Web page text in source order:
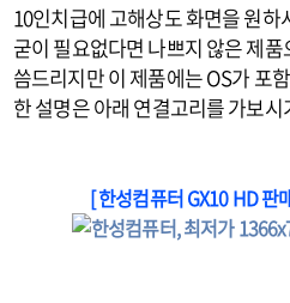
10인치급에 고해상도 화면을 원
굳이 필요없다면 나쁘지 않은 제
씀드리지만 이 제품에는 OS가 포
한 설명은 아래 연결고리를 가보시
[ 한성컴퓨터 GX10 HD 판